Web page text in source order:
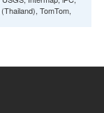
TomTom,